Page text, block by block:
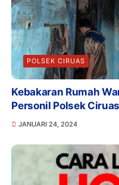
POLSEK CIRUAS
Kebakaran Rumah
Personil Polsek
JANUARI 24, 2024